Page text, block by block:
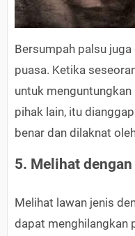
Bersumpah palsu
puasa. Ketika
untuk
pihak lain, itu
benar dan dilaknat
5. Melihat
Melihat lawan jenis
dapat menghilangkan